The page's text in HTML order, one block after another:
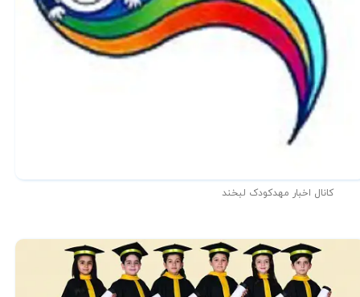
کانال اخبار مهدکودک لبخند